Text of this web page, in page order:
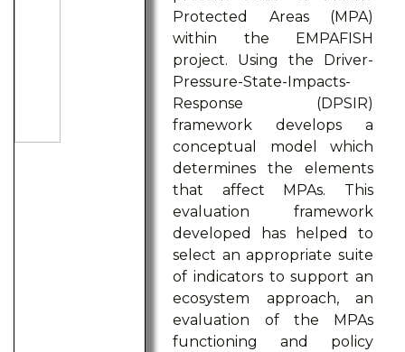
Protected Areas (MPA)
within the EMPAFISH
project. Using the Driver-
Pressure-State-Impacts-
Response (DPSIR)
framework develops a
conceptual model which
determines the elements
that affect MPAs. This
evaluation framework
developed has helped to
select an appropriate suite
of indicators to support an
ecosystem approach, an
evaluation of the MPAs
functioning and policy